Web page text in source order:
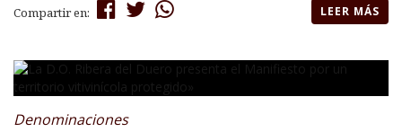
Compartir en: LEER MÁS
Denominaciones